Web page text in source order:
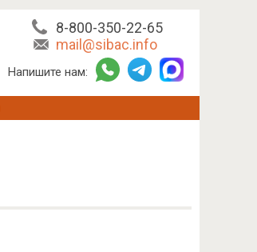
8-800-350-22-65
mail@sibac.info
Напишите нам: